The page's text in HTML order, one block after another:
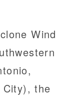
Wind
City), the